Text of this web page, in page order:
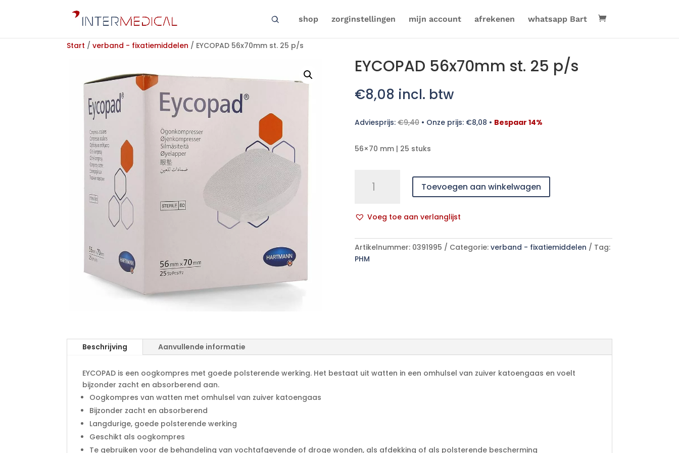
shop zorginstellingen mijn account afrekenen whatsapp Bart
Start / verband - fixatiemiddelen / EYCOPAD 56x70mm st. 25 p/s
EYCOPAD 56x70mm st. 25 p/s
€8,08 incl. btw
Adviesprijs:€9,40• Onze prijs: €8,08 • Bespaar 14%
56×70 mm | 25 stuks
56x70mm
p/s
Toevoegen aan winkelwagen
Voeg toe aan verlanglijst
l
t
e
:
Artikelnummer: 0391995 Categorie: verband - fixatiemiddelen
Tag:
PHM
Beschrijving Aanvullende informatie
EYCOPAD is een oogkompres met goede polsterende werking. Het bestaat uit watten in een omhulsel van zuiver katoengaas en voelt
bijzonder zacht en absorberend aan.
Oogkompres van watten met omhulsel van zuiver katoengaas
Bijzonder zacht en absorberend
Langdurige, goede polsterende werking
Geschikt als oogkompres
Te gebruiken voor de behandeling van vochtafgevende of droge wonden, als afdekking of als polsterende bescherming